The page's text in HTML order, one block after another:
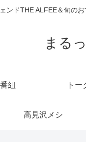
ンドTHE ALFEE＆旬の
まる
組 トー
高見沢メシ